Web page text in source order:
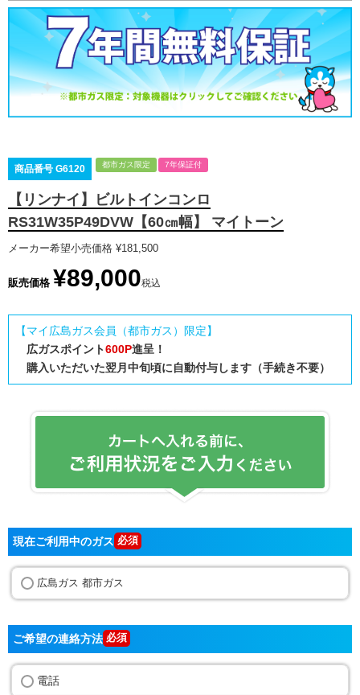
商品番号 G6120 都市ガス限定 7年保証付
【リンナイ】ビルトインコンロ
RS31W35P49DVW【60㎝幅】 マイトーン
メーカー希望小売価格 ¥181,500
販売価格 ¥89,000税込
【マイ広島ガス会員（都市ガス）限定】
広ガスポイント600P進呈！
購入いただいた翌月中旬頃に自動付与します（手続き不要）
現在ご利用中のガス
広島ガス 都市ガス
ご希望の連絡方法
電話